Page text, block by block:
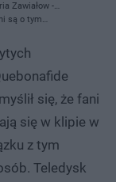
Zawiałow -
Archiwum
są o tym
się, że fani
się w klipie w
z tym
Teledysk